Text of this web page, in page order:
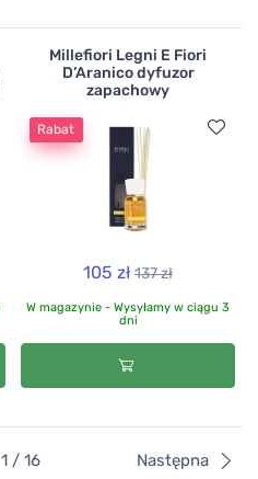
Millefiori Legni E Fiori
D’Aranico dyfuzor
zapachowy
Rabat
105 zł 137 zł
W magazynie - Wysyłamy w ciągu 3
dni
1 / 16 Następna